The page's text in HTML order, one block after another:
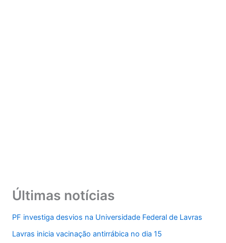
Últimas notícias
PF investiga desvios na Universidade Federal de Lavras
Lavras inicia vacinação antirrábica no dia 15